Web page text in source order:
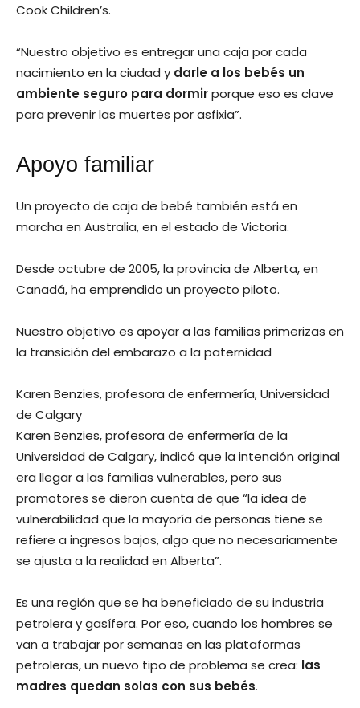
Cook Children’s.
“Nuestro objetivo es entregar una caja por cada
nacimiento en la ciudad y darle a los bebés un
ambiente seguro para dormirporque eso es clave
para prevenir las muertes por asfixia”.
Apoyo familiar
Un proyecto de caja de bebé también está en
marcha en Australia, en el estado de Victoria.
Desde octubre de 2005, la provincia de Alberta, en
Canadá, ha emprendido un proyecto piloto.
Nuestro objetivo es apoyar a las familias primerizas en
la transición del embarazo a la paternidad
Karen Benzies, profesora de enfermería, Universidad
de Calgary
Karen Benzies, profesora de enfermería de la
Universidad de Calgary, indicó que la intención original
era llegar a las familias vulnerables, pero sus
promotores se dieron cuenta de que “la idea de
vulnerabilidad que la mayoría de personas tiene se
refiere a ingresos bajos, algo que no necesariamente
se ajusta a la realidad en Alberta”.
Es una región que se ha beneficiado de su industria
petrolera y gasífera. Por eso, cuando los hombres se
van a trabajar por semanas en las plataformas
petroleras, un nuevo tipo de problema se crea: las
madres quedan solas con sus bebés.